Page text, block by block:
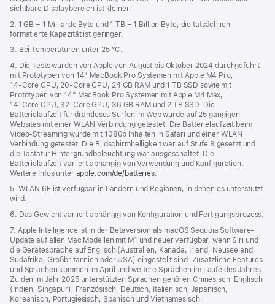
sichtbare Displaybereich ist kleiner.
2. 1 GB = 1 Milliarde Byte und 1 TB = 1 Billion Byte, die tatsächlich
formatierte Kapazität ist geringer.
3. Bei Temperaturen unter 25 °C.
4. Die Tests wurden von Apple von August bis Oktober 2024 durchgeführt
mit Prototypen von 14" MacBook Pro Systemen mit Apple M4 Pro,
14‑Core CPU, 20‑Core GPU, 24 GB RAM und 1 TB SSD sowie mit
Prototypen von 14" MacBook Pro Systemen mit Apple M4 Max,
14‑Core CPU, 32‑Core GPU, 36 GB RAM und 2 TB SSD. Die
Batterielaufzeit für drahtloses Surfen im Web wurde auf 25 gängigen
Websites mit einer WLAN Verbindung getestet. Die Batterielaufzeit beim
Video-Streaming wurde mit 1080p Inhalten in Safari und einer WLAN
Verbindung getestet. Die Bildschirmhelligkeit war auf Stufe 8 gesetzt und
die Tastatur Hintergrundbeleuchtung war ausgeschaltet. Die
Batterielaufzeit variiert abhängig von Verwendung und Konfiguration.
Weitere Infos unter apple.com/de/batteries.
5. WLAN 6E ist verfügbar in Ländern und Regionen, in denen es unterstützt
wird.
6. Das Gewicht variiert abhängig von Konfiguration und Fertigungsprozess.
7. Apple Intelligence ist in der Betaversion als macOS Sequoia Software-
Update auf allen Mac Modellen mit M1 und neuer verfügbar, wenn Siri und
die Gerätesprache auf Englisch (Australien, Kanada, Irland, Neuseeland,
Südafrika, Großbritannien oder USA) eingestellt sind. Zusätzliche Features
und Sprachen kommen im April und weitere Sprachen im Laufe des Jahres.
Zu den im Jahr 2025 unterstützten Sprachen gehören Chinesisch, Englisch
(Indien, Singapur), Französisch, Deutsch, Italienisch, Japanisch,
Koreanisch, Portugiesisch, Spanisch und Vietnamesisch.